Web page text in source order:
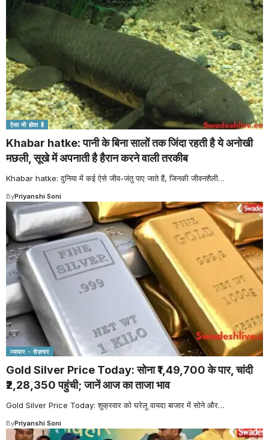
ऐसा भी होता है
Khabar hatke: पानी के बिना सालों तक जिंदा रहती है ये अनोखी
मछली, सूखे में अपनाती है हैरान करने वाली तरकीब
Khabar hatke: दुनिया में कई ऐसे जीव-जंतु पाए जाते हैं, जिनकी जीवनशैली…
ByPriyanshi Soni
व्यापार - रोज़गार
Gold Silver Price Today: सोना ₹1,49,700 के पार, चांदी
₹2,28,350 पहुंची; जानें आज का ताजा भाव
Gold Silver Price Today: शुक्रवार को घरेलू वायदा बाजार में सोने और…
ByPriyanshi Soni